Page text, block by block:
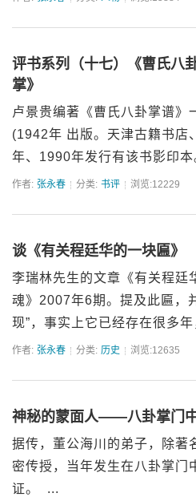
评书系列（十七）《曹氏八
掌》
卢景贵编著《曹氏八卦掌谱》
(1942年 出版。天津古籍书店
年、1990年发行有该书影印
照，最早见于该书。 &...
作者: 张永春 分类: 书评 浏览:12229
谈《有关程廷华的一块匾》
李瑞林先生的文章《有关程廷
魂》2007年6期。提及此匾，
现”，事实上它已经存在很多
也不在少数。更何况一些以程
作者: 张永春 分类: 历史 浏览:12635
神秘的蒙面人——八卦掌门
据传，董公海川的弟子，除著
密传授，当年发生在八卦掌门
证。 ...